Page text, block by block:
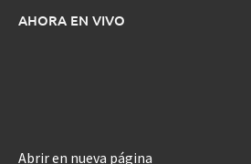
AHORA EN VIVO
Abrir en nueva página